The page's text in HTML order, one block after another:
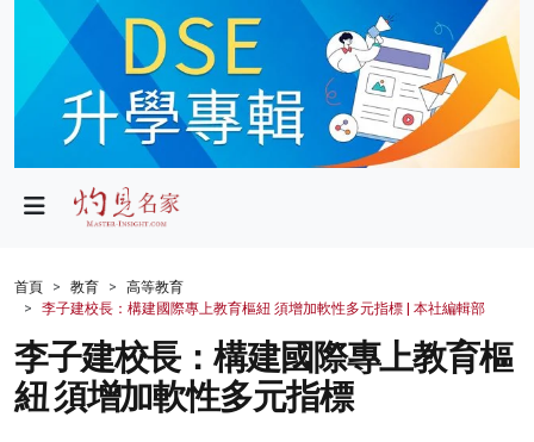
政局
財經
生活
健康
商業
首頁 教育
高等教育
李子建校長：構建國際專上教育樞紐 須增加軟性多元指標 | 本社編輯部
李子建校長：構建國際專上教育樞
紐 須增加軟性多元指標